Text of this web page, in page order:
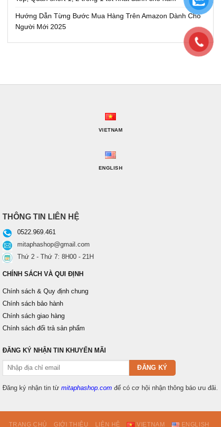
Hướng Dẫn Từng Bước Mua Hàng Trên Amazon Dành Cho
Người Mới 2025
VIETNAM
ENGLISH
THÔNG TIN LIÊN HỆ
0522.969.461
mitaphashop@gmail.com
Thứ 2 - Thứ 7: 8H00 - 21H
CHÍNH SÁCH VÀ QUI ĐỊNH
Chính sách & Quy định chung
Chính sách bảo hành
Chính sách giao hàng
Chính sách đổi trả sản phẩm
ĐĂNG KÝ NHẬN TIN KHUYẾN MÃI
Đăng ký nhận tin từ mitaphashop.com để có cơ hội nhận thông báo ưu đãi.
TRANG CHỦ GIỚI THIỆU LIÊN HỆ VIETNAM ENGLISH